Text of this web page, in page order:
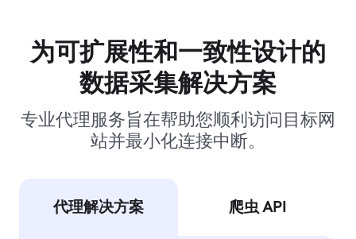
为可扩展性和一致性设计的
数据采集解决方案
专业代理服务旨在帮助您顺利访问目标网
站并最小化连接中断。
代理解决方案 爬虫 API